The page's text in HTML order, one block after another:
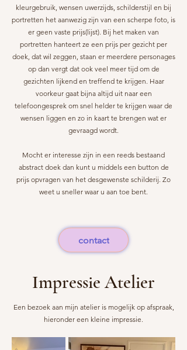
kleurgebruik, wensen uwerzijds, schilderstijl en bij
portretten het aanwezig zijn van een scherpe foto, is
er geen vaste prijs(lijst). Bij het maken van
portretten hanteert ze een prijs per gezicht per
doek, dat wil zeggen, staan er meerdere personages
op dan vergt dat ook veel meer tijd om de
gezichten lijkend en treffend te krijgen. Haar
voorkeur gaat bijna altijd uit naar een
telefoongesprek om snel helder te krijgen waar de
wensen liggen en zo in kaart te brengen wat er
gevraagd wordt.
Mocht er interesse zijn in een reeds bestaand
abstract doek dan kunt u middels een button de
prijs opvragen van het desgewenste schilderij. Zo
weet u sneller waar u aan toe bent.
contact
Impressie Atelier
Een bezoek aan mijn atelier is mogelijk op afspraak,
hieronder een kleine impressie.